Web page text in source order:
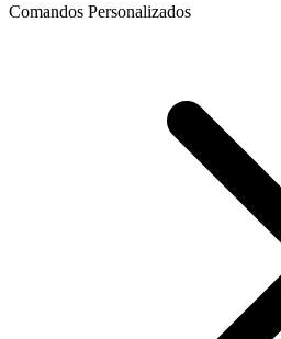
Comandos Personalizados